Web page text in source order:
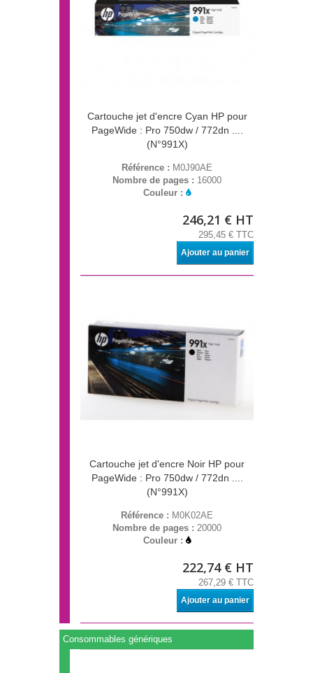
Cartouche jet d'encre Cyan HP pour
PageWide : Pro 750dw / 772dn ....
(N°991X)
Référence : M0J90AE
Nombre de pages : 16000
Couleur :
246,21 € HT
295,45 € TTC
Ajouter au panier
Cartouche jet d'encre Noir HP pour
PageWide : Pro 750dw / 772dn ....
(N°991X)
Référence : M0K02AE
Nombre de pages : 20000
Couleur :
222,74 € HT
267,29 € TTC
Ajouter au panier
Consommables génériques